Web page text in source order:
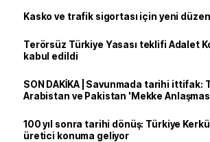
Kasko ve trafik sigortası için yeni
Terörsüz Türkiye Yasası teklifi Adalet
kabul edildi
SON DAKİKA | Savunmada tarihi ittifak:
Arabistan ve Pakistan 'Mekke
100 yıl sonra tarihi dönüş: Türkiye
üretici konuma geliyor